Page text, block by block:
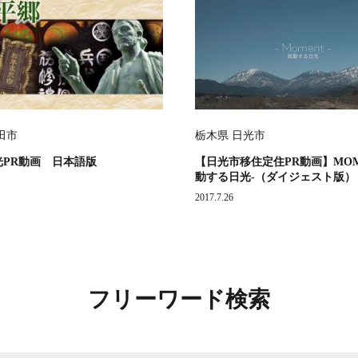
市
PR動画 日本語版
栃木県 日光市
【日光市移住定住PR動画】
動する日光-（ダイジェスト版）
2017.7.26
フリーワード検索